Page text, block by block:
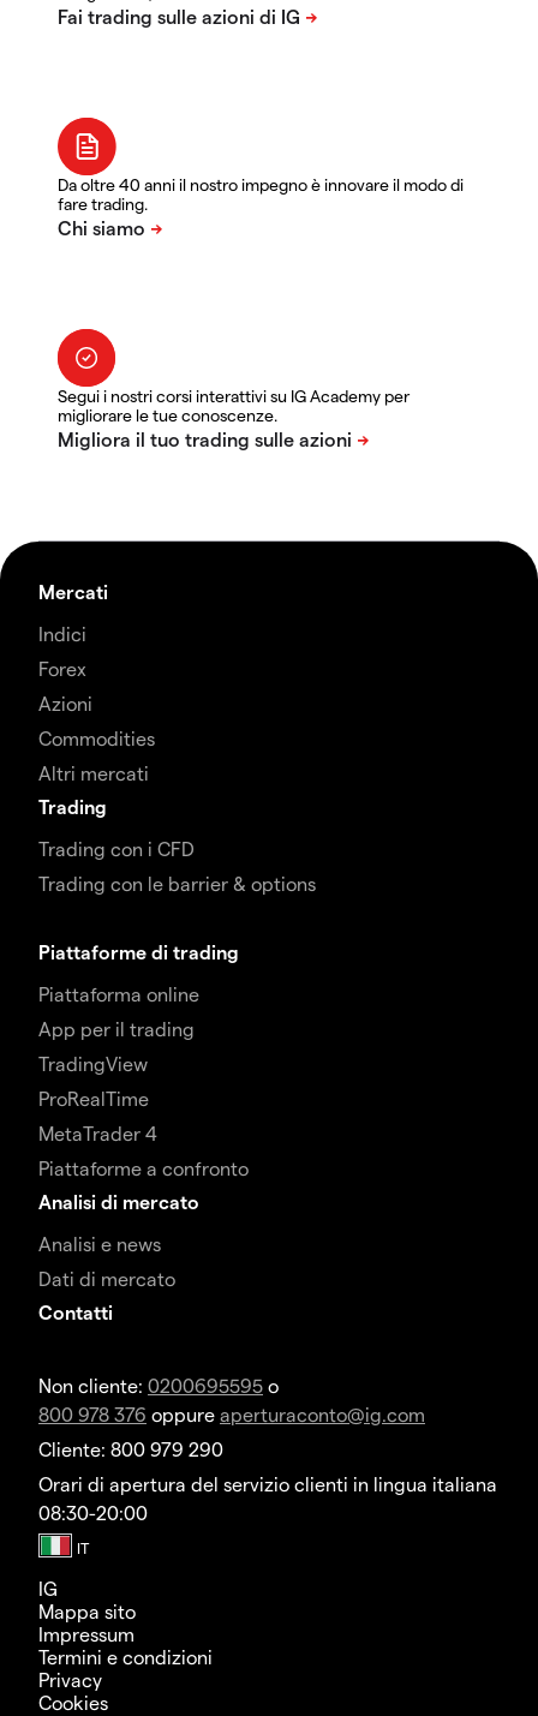
Da oltre 40 anni il nostro impegno è innovare il modo di
fare trading.
Segui i nostri corsi interattivi su IG Academy per
migliorare le tue conoscenze.
Mercati
Indici
Forex
Azioni
Commodities
Altri mercati
Trading
Trading con i CFD
Trading con le barrier & options
Piattaforme di trading
Piattaforma online
App per il trading
TradingView
ProRealTime
MetaTrader 4
Piattaforme a confronto
Analisi di mercato
Analisi e news
Dati di mercato
Contatti
Non cliente: 0200695595 o
800 978 376 oppure aperturaconto@ig.com
Cliente: 800 979 290
Orari di apertura del servizio clienti in lingua italiana
08:30-20:00
IG
Mappa sito
Impressum
Termini e condizioni
Privacy
Cookies